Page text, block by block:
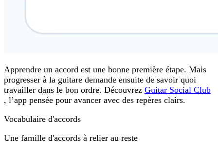
Apprendre un accord est une bonne première étape. Mais
progresser à la guitare demande ensuite de savoir quoi
travailler dans le bon ordre. Découvrez Guitar Social Club
, l’app pensée pour avancer avec des repères clairs.
Vocabulaire d'accords
Une famille d'accords à relier au reste